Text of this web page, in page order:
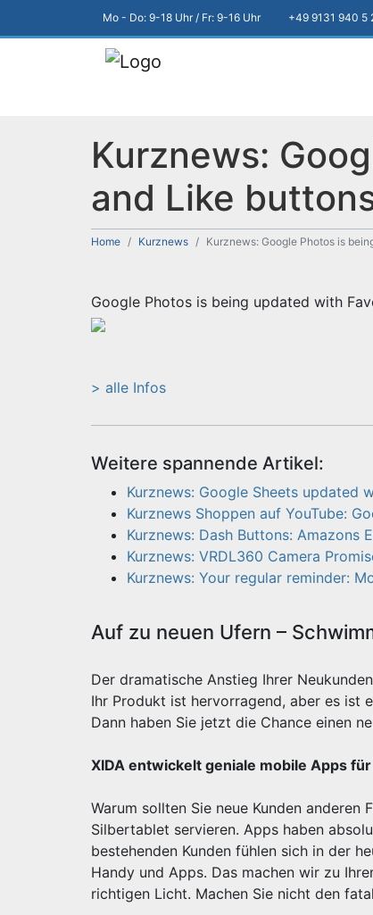
Mo - Do: 9-18 Uhr / Fr: 9-16 Uhr +49 9131 940 5
Kurznews:
and Like
Home Kurznews Kurznews: Google Photos is
Google Photos is being updated with
> alle Infos
Weitere spannende Artikel:
Kurznews: Google Sheets updated
Kurznews Shoppen auf YouTube:
Kurznews: Dash Buttons: Amazons
Kurznews: VRDL360 Camera
Kurznews: Your regular reminder:
Auf zu neuen Ufern –
Der dramatische Anstieg Ihrer
Ihr Produkt ist hervorragend, aber es ist
Dann haben Sie jetzt die Chance einen
XIDA entwickelt geniale mobile Apps
Warum sollten Sie neue Kunden anderen
Silbertablet servieren. Apps haben
bestehenden Kunden fühlen sich in der
Handy und Apps. Das machen wir zu
richtigen Licht. Machen Sie nicht den